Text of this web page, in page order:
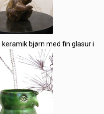
keramik bjørn med fin glasur i